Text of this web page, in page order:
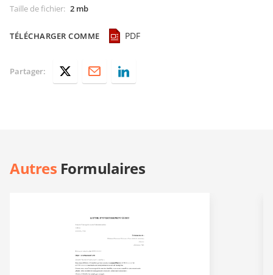
Taille de fichier: 2 mb
TÉLÉCHARGER COMME PDF
Partager:
Autres Formulaires